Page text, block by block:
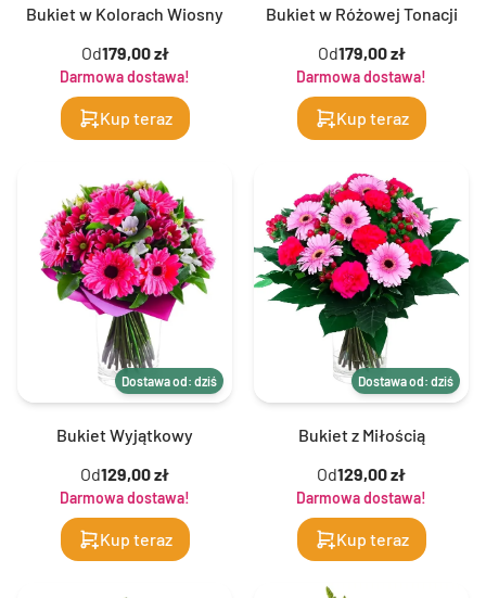
Bukiet w Kolorach Wiosny
Od179,00 zł
Darmowa dostawa!
Kup teraz
Bukiet w Różowej Tonacji
Od179,00 zł
Darmowa dostawa!
Kup teraz
Dostawa od: dziś
Bukiet Wyjątkowy
Od129,00 zł
Darmowa dostawa!
Kup teraz
Dostawa od: dziś
Bukiet z Miłością
Od129,00 zł
Darmowa dostawa!
Kup teraz